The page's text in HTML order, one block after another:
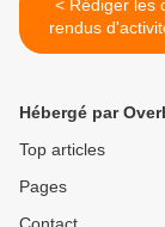
< Rédiger les comptes
rendus
BTS
Hébergé par
Top articles
Pages